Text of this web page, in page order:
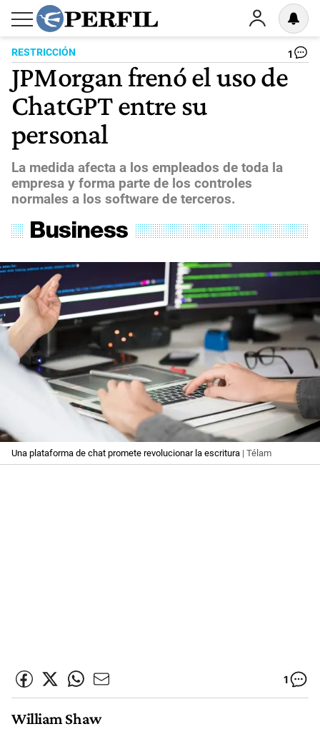
RESTRICCIÓN 1
JPMorgan frenó el uso de
ChatGPT entre su
personal
La medida afecta a los empleados de toda la
empresa y forma parte de los controles
normales a los software de terceros.
Una plataforma de chat promete revolucionar la escritura | Télam
1
William Shaw